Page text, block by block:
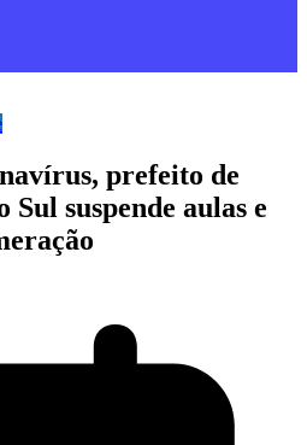
prefeito de
suspende aulas e